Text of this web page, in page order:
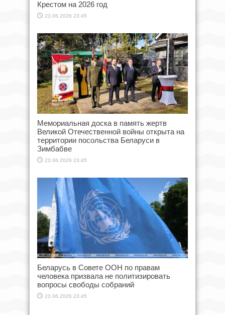
Крестом на 2026 год
23.06.2026 23:45
Мемориальная доска в память жертв
Великой Отечественной войны открыта на
территории посольства Беларуси в
Зимбабве
23.06.2026 23:45
Беларусь в Совете ООН по правам
человека призвала не политизировать
вопросы свободы собраний
23.06.2026 23:45